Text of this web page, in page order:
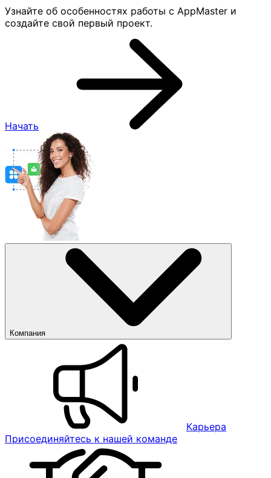
Узнайте об особенностях работы с AppMaster и
создайте свой первый проект.
Начать
Компания
Карьера
Присоединяйтесь к нашей команде